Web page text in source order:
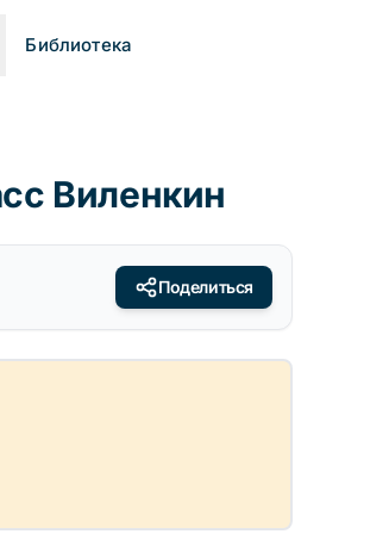
Библиотека
Виленкин
Поделиться